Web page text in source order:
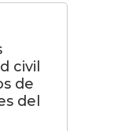
civil
de
del